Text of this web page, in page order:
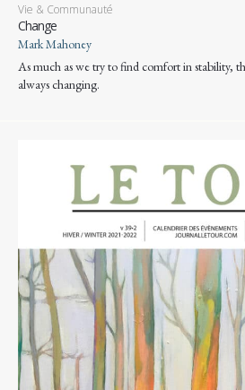
Vie & Communauté
Change
Mark Mahoney
As much as we try to find comfort in stability,
always changing.